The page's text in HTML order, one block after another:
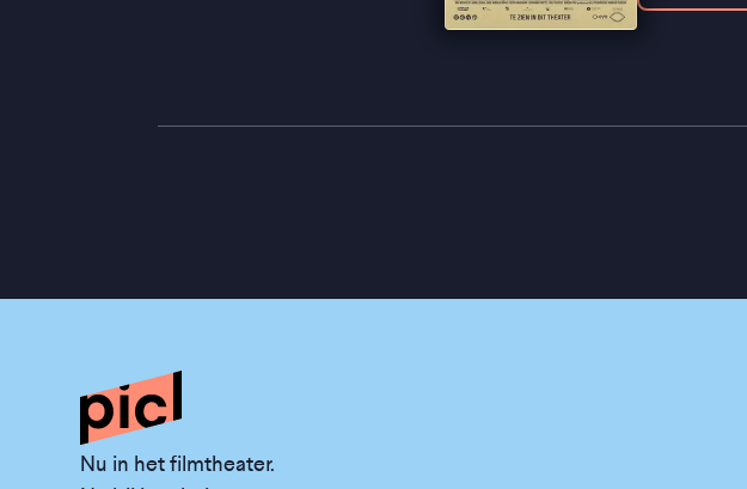
Nu in het filmtheater.